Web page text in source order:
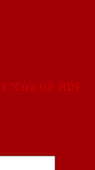
Gỗ HDF